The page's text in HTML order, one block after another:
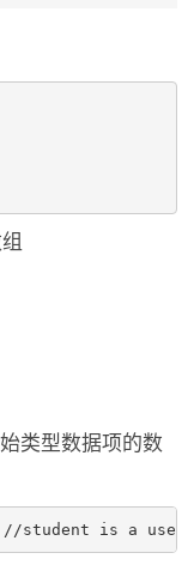
类型数据项的数
student is a